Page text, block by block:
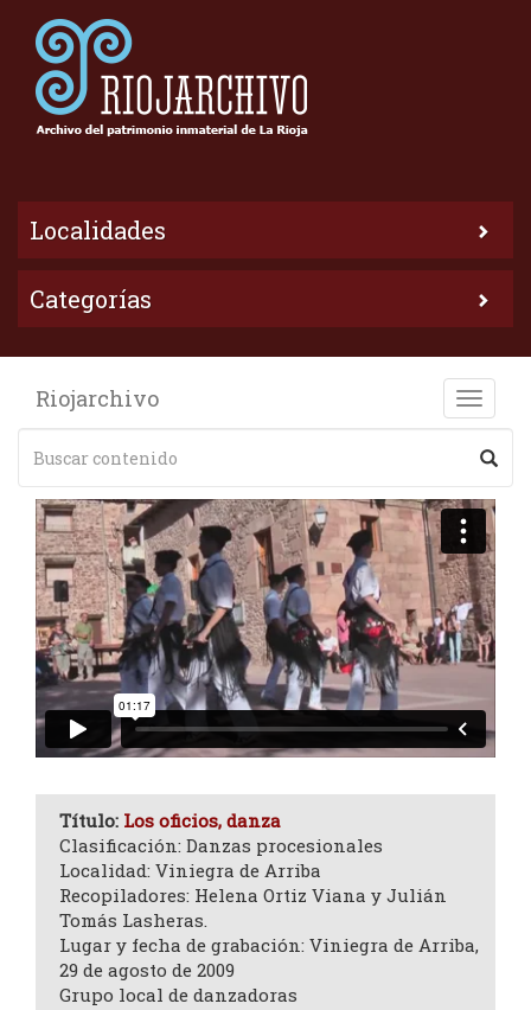
Localidades
Categorías
Toggle
Riojarchivo
Título: Los oficios, danza
Clasificación: Danzas procesionales
Localidad: Viniegra de Arriba
Recopiladores: Helena Ortiz Viana y Julián
Tomás Lasheras.
Lugar y fecha de grabación: Viniegra de Arriba,
29 de agosto de 2009
Grupo local de danzadoras